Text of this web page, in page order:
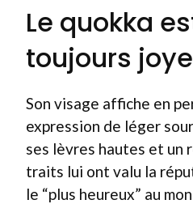
Le quokka
toujours
Son visage affiche en
expression de léger
ses lèvres hautes et un
traits lui ont valu la
le “plus heureux” au